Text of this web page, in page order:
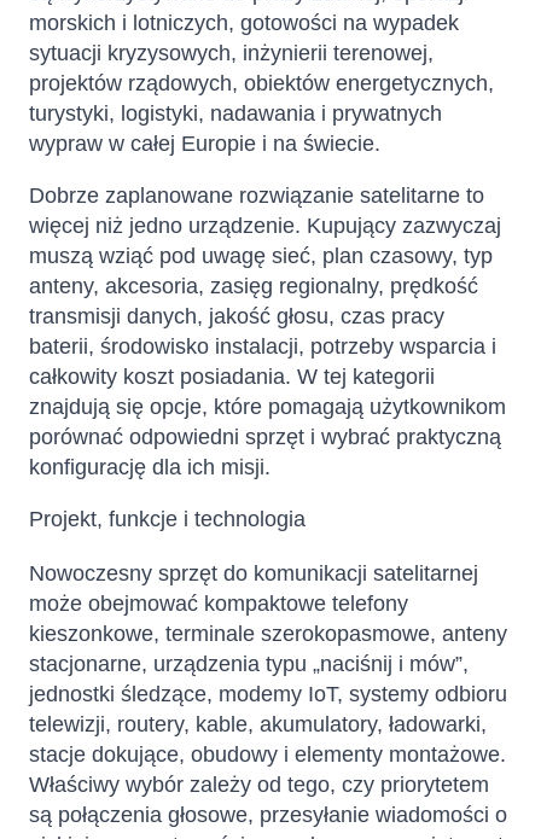
morskich i lotniczych, gotowości na wypadek
sytuacji kryzysowych, inżynierii terenowej,
projektów rządowych, obiektów energetycznych,
turystyki, logistyki, nadawania i prywatnych
wypraw w całej Europie i na świecie.
Dobrze zaplanowane rozwiązanie satelitarne to
więcej niż jedno urządzenie. Kupujący zazwyczaj
muszą wziąć pod uwagę sieć, plan czasowy, typ
anteny, akcesoria, zasięg regionalny, prędkość
transmisji danych, jakość głosu, czas pracy
baterii, środowisko instalacji, potrzeby wsparcia i
całkowity koszt posiadania. W tej kategorii
znajdują się opcje, które pomagają użytkownikom
porównać odpowiedni sprzęt i wybrać praktyczną
konfigurację dla ich misji.
Projekt, funkcje i technologia
Nowoczesny sprzęt do komunikacji satelitarnej
może obejmować kompaktowe telefony
kieszonkowe, terminale szerokopasmowe, anteny
stacjonarne, urządzenia typu „naciśnij i mów”,
jednostki śledzące, modemy IoT, systemy odbioru
telewizji, routery, kable, akumulatory, ładowarki,
stacje dokujące, obudowy i elementy montażowe.
Właściwy wybór zależy od tego, czy priorytetem
są połączenia głosowe, przesyłanie wiadomości o